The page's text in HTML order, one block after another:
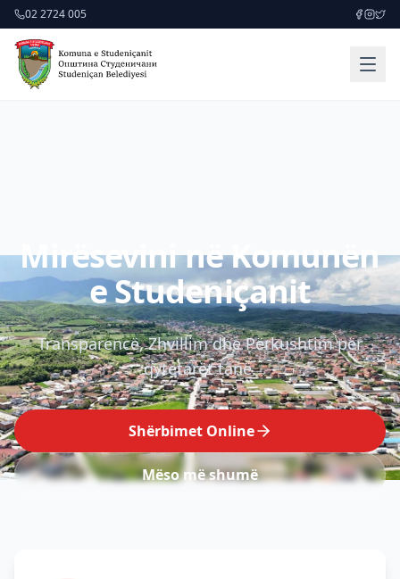
02 2724 005
Mirësevini në Komunën
e Studeniçanit
Transparencë, Zhvillim dhe Përkushtim për
qytetarët tanë.
Shërbimet Online
Mëso më shumë